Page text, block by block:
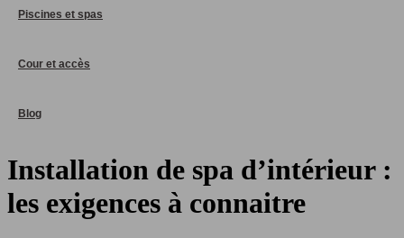
Piscines et spas
Cour et accès
Blog
Installation de spa d’intérieur :
les exigences à connaitre